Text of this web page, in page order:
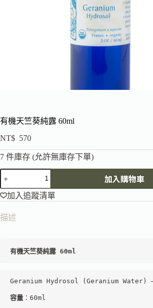
有機天竺葵純露 60ml
NT$ 570
7 件庫存 (允許無庫存下單)
加入購物車
加入追蹤清單
描述
有機天竺葵純露
容量 ：60ml